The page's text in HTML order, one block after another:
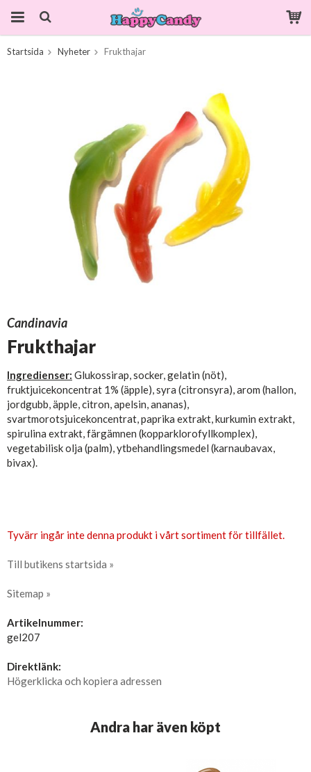
Startsida Nyheter Frukthajar
Candinavia
Frukthajar
Ingredienser: Glukossirap, socker, gelatin (nöt),
fruktjuicekoncentrat 1% (äpple), syra (citronsyra), arom (hallon,
jordgubb, äpple, citron, apelsin, ananas),
svartmorotsjuicekoncentrat, paprika extrakt, kurkumin extrakt,
spirulina extrakt, färgämnen (kopparklorofyllkomplex),
vegetabilisk olja (palm), ytbehandlingsmedel (karnaubavax,
bivax).
Tyvärr ingår inte denna produkt i vårt sortiment för tillfället.
Till butikens startsida »
Sitemap »
Artikelnummer:
gel207
Direktlänk:
Högerklicka och kopiera adressen
Andra har även köpt